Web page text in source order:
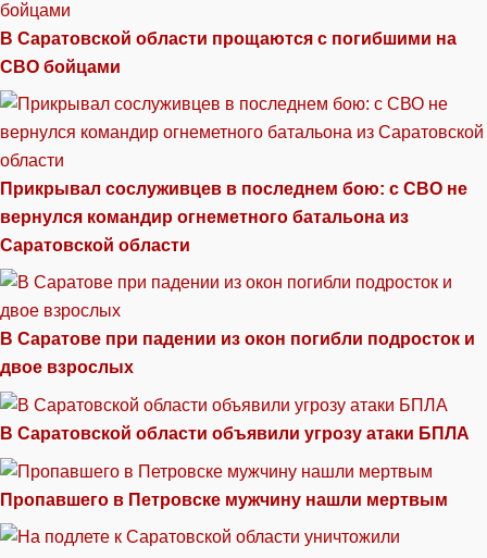
В Саратовской области прощаются с погибшими на
СВО бойцами
Прикрывал сослуживцев в последнем бою: с СВО не
вернулся командир огнеметного батальона из
Саратовской области
В Саратове при падении из окон погибли подросток и
двое взрослых
В Саратовской области объявили угрозу атаки БПЛА
Пропавшего в Петровске мужчину нашли мертвым